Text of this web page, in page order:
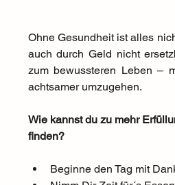
Ohne Gesundheit ist alles
auch durch Geld nicht
zum bewussteren Leben –
achtsamer umzugehen.
Wie kannst du zu mehr
finden?
Beginne den Tag mit